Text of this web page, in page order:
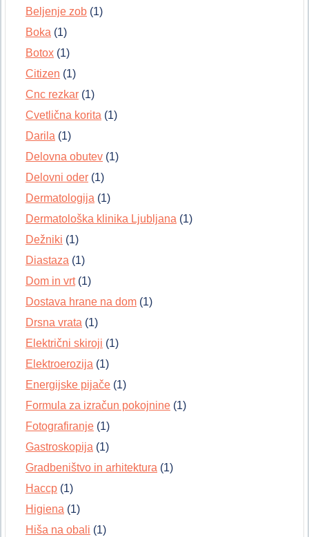
Beljenje zob (1)
Boka (1)
Botox (1)
Citizen (1)
Cnc rezkar (1)
Cvetlična korita (1)
Darila (1)
Delovna obutev (1)
Delovni oder (1)
Dermatologija (1)
Dermatološka klinika Ljubljana (1)
Dežniki (1)
Diastaza (1)
Dom in vrt(1)
Dostava hrane na dom (1)
Drsna vrata (1)
Električni skiroji (1)
Elektroerozija (1)
Energijske pijače (1)
Formula za izračun pokojnine (1)
Fotografiranje (1)
Gastroskopija (1)
Gradbeništvo in arhitektura (1)
Haccp (1)
Higiena (1)
Hiša na obali (1)